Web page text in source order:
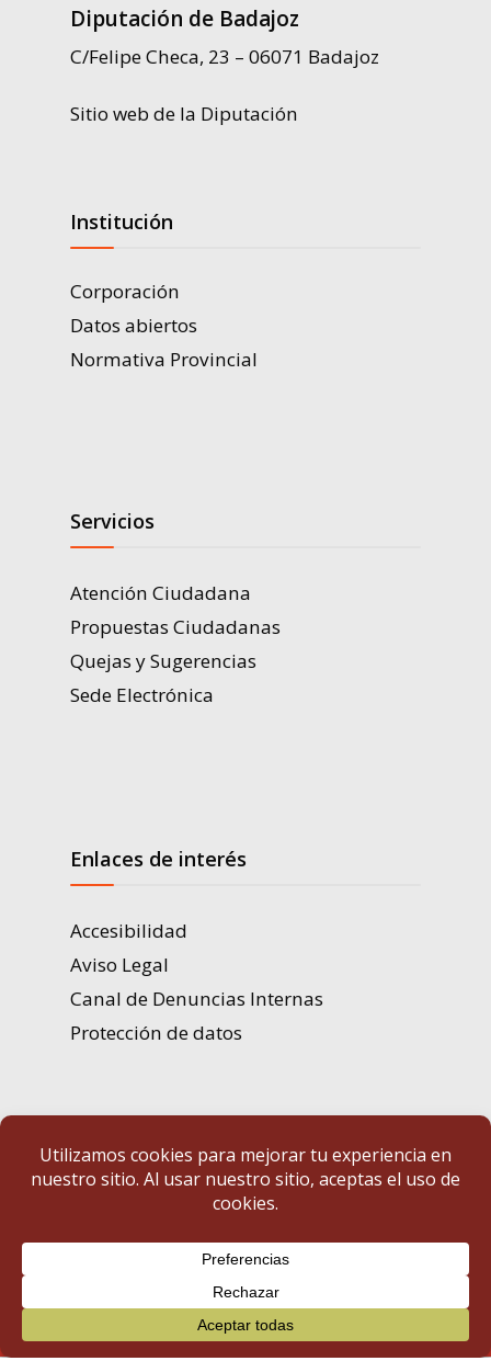
Diputación de Badajoz
C/Felipe Checa, 23 – 06071 Badajoz
Sitio web de la Diputación
Institución
Corporación
Datos abiertos
Normativa Provincial
Servicios
Atención Ciudadana
Propuestas Ciudadanas
Quejas y Sugerencias
Sede Electrónica
Enlaces de interés
Accesibilidad
Aviso Legal
Canal de Denuncias Internas
Protección de datos
Portal de Transparencia | Diputación de Badajoz